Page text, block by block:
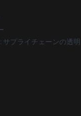
サプライチェーンの透明